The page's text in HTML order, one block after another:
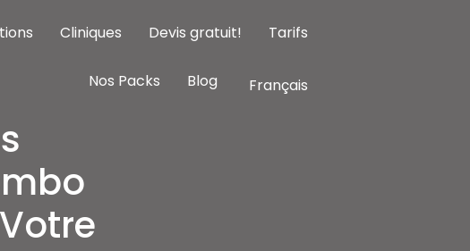
Cliniques Devis gratuit! Tarifs
Nos Packs Blog Français